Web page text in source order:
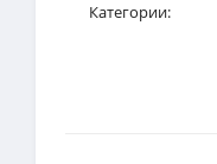
Категории: